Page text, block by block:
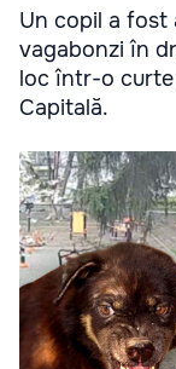
Un copil a fost
vagabonzi în
loc într-o
Capitală.